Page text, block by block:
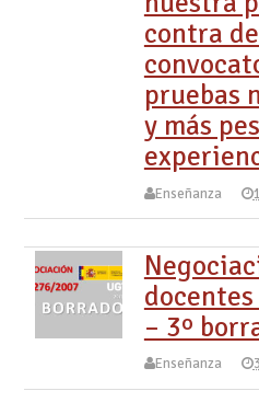
contra
pruebas
y más
Enseñanza
– 3º
Enseñanza